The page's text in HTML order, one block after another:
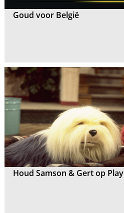
Goud voor België
Houd Samson & Gert op Play